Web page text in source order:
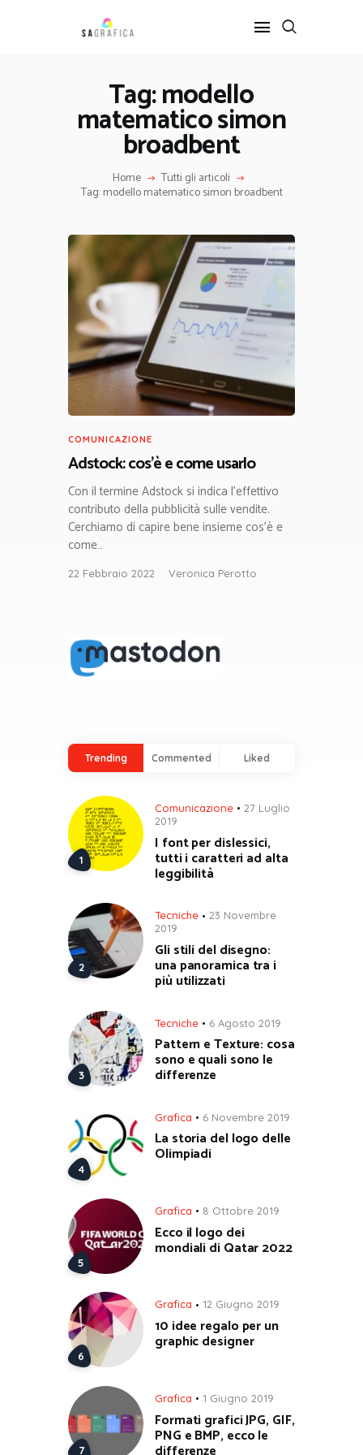
Tag: modello
matematico simon
broadbent
Home Tutti gli articoli
Tag: modello matematico simon broadbent
HOME
GRAFICA
INTERIOR DESIGN
SERVIZI
CONTATTI
COMUNICAZIONE
Adstock: cos’è e come usarlo
Con il termine Adstock si indica l’effettivo
contributo della pubblicità sulle vendite.
Cerchiamo di capire bene insieme cos’è e
come…
22 Febbraio 2022 Veronica Perotto
Trending Commented Liked
Comunicazione
27 Luglio
2019
I font per dislessici,
tutti i caratteri ad alta
leggibilità
Tecniche
23 Novembre
2019
Gli stili del disegno:
una panoramica tra i
più utilizzati
Tecniche 6 Agosto 2019
Pattern e Texture: cosa
sono e quali sono le
differenze
Grafica 6 Novembre 2019
La storia del logo delle
Olimpiadi
Grafica 8 Ottobre 2019
Ecco il logo dei
mondiali di Qatar 2022
Grafica 12 Giugno 2019
10 idee regalo per un
graphic designer
Grafica 1 Giugno 2019
Formati grafici JPG, GIF,
PNG e BMP, ecco le